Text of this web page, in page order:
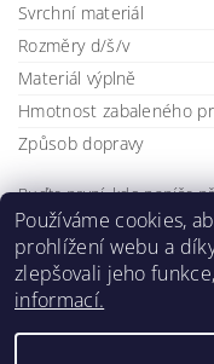
Svrchní materiál
Rozměry d/š/v
Materiál výplně
Hmotnost zabaleného
Způsob dopravy
Buďte první, kdo napíše
Přidat komentář
Používáme cookies,
prohlížení webu a
zlepšovali jeho
informací.